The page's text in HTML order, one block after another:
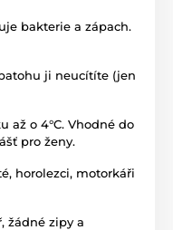
bakterie a zápach.
ji neucítíte (jen
až o 4°C. Vhodné do
pro ženy.
horolezci, motorkáři
žádné zipy a